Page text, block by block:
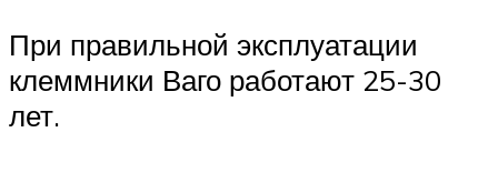
При правильной эксплуатации
клеммники Ваго работают 25-30
лет.